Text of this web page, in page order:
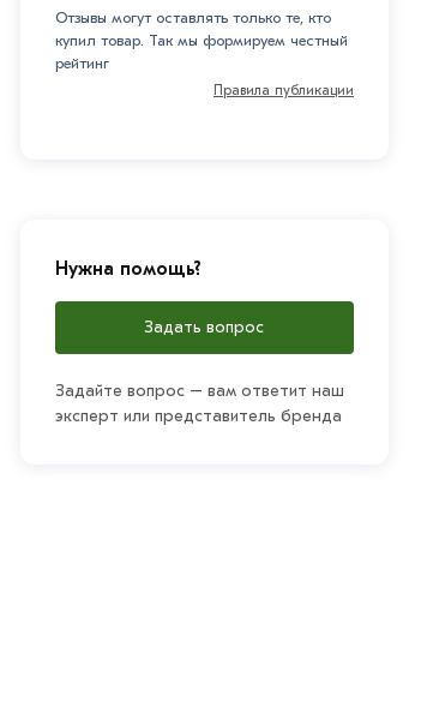
Отзывы могут оставлять только те, кто
купил товар. Так мы формируем честный
рейтинг
Правила публикации
Нужна помощь?
Задать вопрос
Задайте вопрос – вам ответит наш
эксперт или представитель бренда